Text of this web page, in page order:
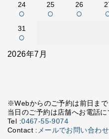
24
○
25
○
26
○
31
○
2026年7月
※Webからのご予約は前日まで
当日のご予約は店舗へお電話に
Tel :0467-55-9074
Contact : メールでお問い合わせ